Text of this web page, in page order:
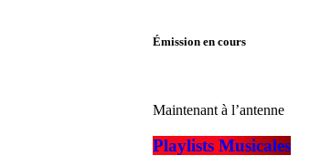
Émission en cours
Maintenant à l’antenne
Playlists Musicales